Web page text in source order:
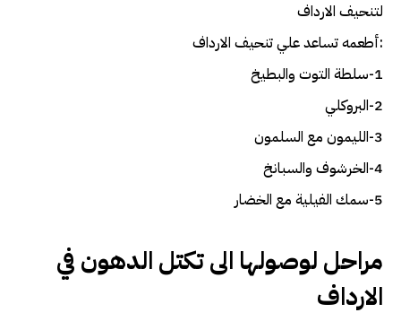
لتنحيف الارداف
:أطعمه تساعد علي تنحيف الارداف
1-سلطة التوت والبطيخ
2-البروكلي
3-الليمون مع السلمون
4-الخرشوف والسبانخ
5-سمك الفيلية مع الخضار
مراحل لوصولها الى تكتل الدهون في
الارداف